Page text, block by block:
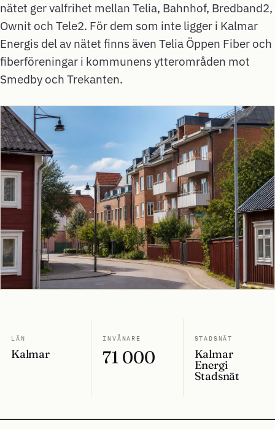
nätet ger valfrihet mellan Telia, Bahnhof, Bredband2,
Ownit och Tele2. För dem som inte ligger i Kalmar
Energis del av nätet finns även Telia Öppen Fiber och
fiberföreningar i kommunens ytterområden mot
Smedby och Trekanten.
LÄN
Kalmar
INVÅNARE
71 000
STADSNÄT
Kalmar
Energi
Stadsnät